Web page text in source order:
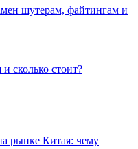
шутерам, файтингам и
сколько стоит?
рынке Китая: чему